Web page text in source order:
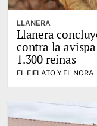
LLANERA
Llanera
contra la
1.300 reinas
EL FIELATO Y EL NORA